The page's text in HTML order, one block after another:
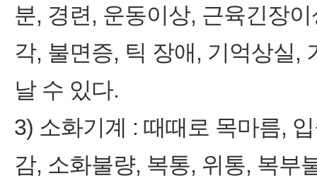
분, 경련, 운동이상, 근육긴장
각, 불면증, 틱 장애, 기억상실,
날 수 있다.
3) 소화기계 : 때때로 목마름,
감, 소화불량, 복통, 위통, 복부